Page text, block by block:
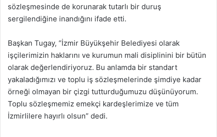
sözleşmesinde de korunarak tutarlı bir duruş
sergilendiğine inandığını ifade etti.
Başkan Tugay, “İzmir Büyükşehir Belediyesi olarak
işçilerimizin haklarını ve kurumun mali disiplinini bir bütün
olarak değerlendiriyoruz. Bu anlamda bir standart
yakaladığımızı ve toplu iş sözleşmelerinde şimdiye kadar
örneği olmayan bir çizgi tutturduğumuzu düşünüyorum.
Toplu sözleşmemiz emekçi kardeşlerimize ve tüm
İzmirlilere hayırlı olsun” dedi.